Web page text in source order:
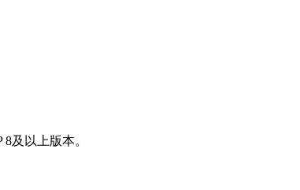
及以上版本。